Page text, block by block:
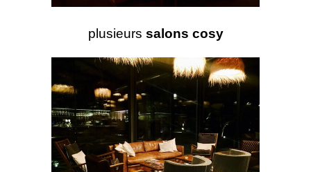
plusieurs salons cosy